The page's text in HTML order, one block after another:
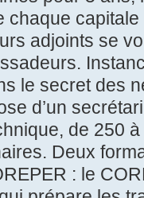
chaque
adjoints se
le secret des
d’un
de 250
Deux
: le